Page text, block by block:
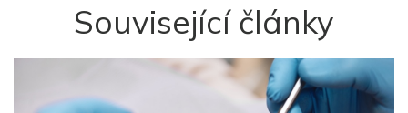
Související články